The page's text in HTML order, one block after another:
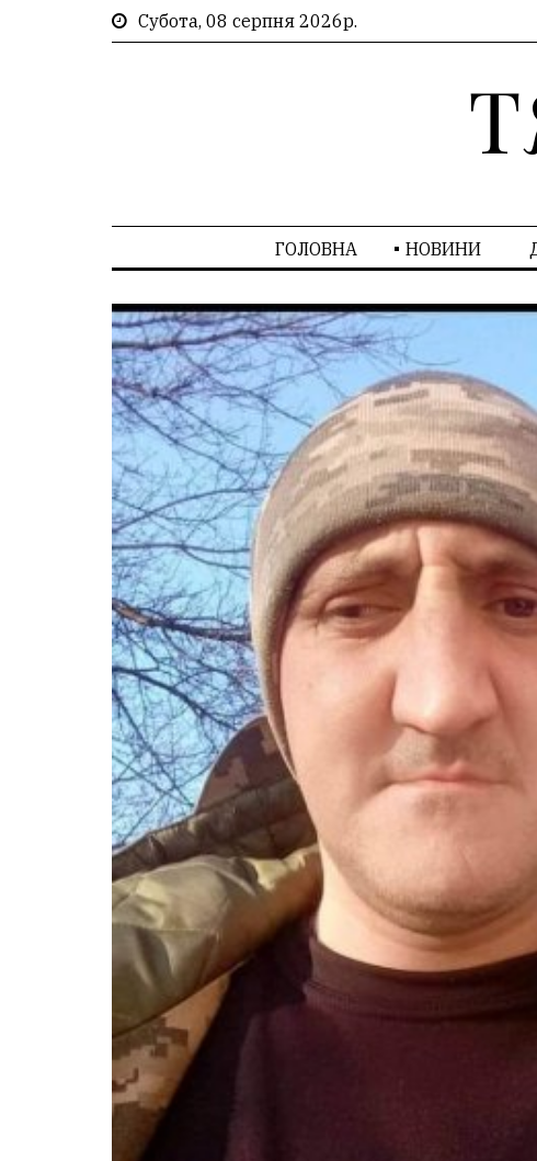
Субота, 08 серпня 2026р.
ГОЛОВНА НОВИНИ